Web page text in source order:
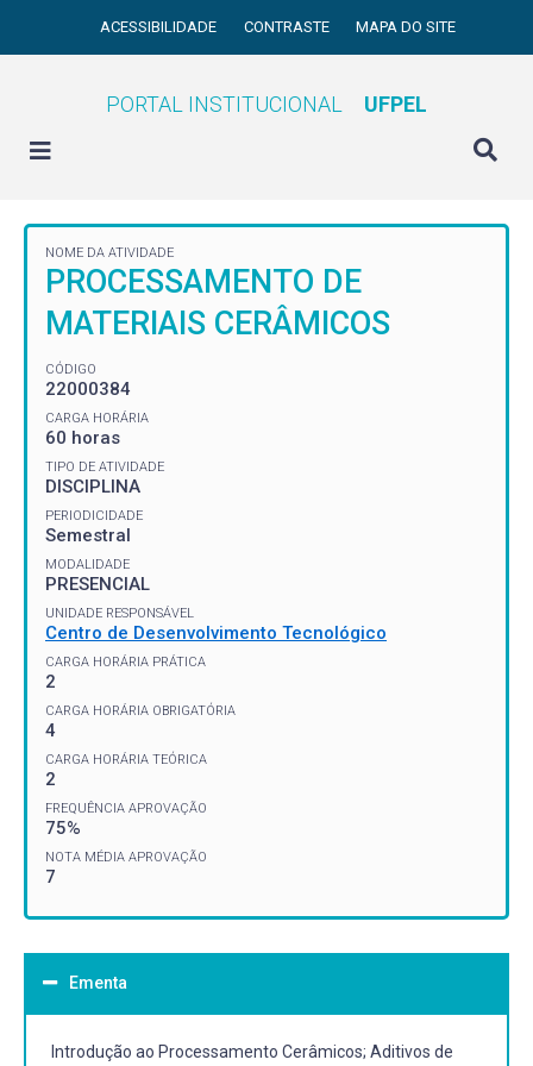
ACESSIBILIDADE CONTRASTE MAPA DO SITE
PORTAL INSTITUCIONAL UFPEL
NOME DA ATIVIDADE
PROCESSAMENTO DE
MATERIAIS CERÂMICOS
CÓDIGO
22000384
CARGA HORÁRIA
60 horas
TIPO DE ATIVIDADE
DISCIPLINA
PERIODICIDADE
Semestral
MODALIDADE
PRESENCIAL
UNIDADE RESPONSÁVEL
Centro de Desenvolvimento Tecnológico
CARGA HORÁRIA PRÁTICA
2
CARGA HORÁRIA OBRIGATÓRIA
4
CARGA HORÁRIA TEÓRICA
2
FREQUÊNCIA APROVAÇÃO
75%
NOTA MÉDIA APROVAÇÃO
7
Ementa
Introdução ao Processamento Cerâmicos; Aditivos de